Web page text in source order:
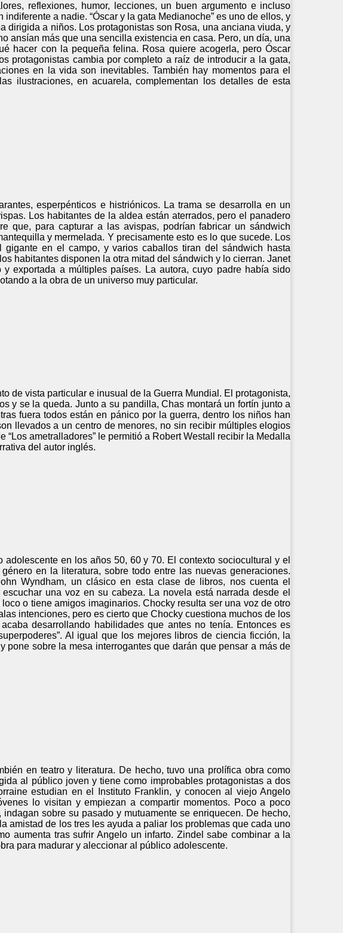
reflexiones, humor, lecciones, un buen argumento e incluso
a nadie. “Óscar y la gata Medianoche” es uno de ellos, y
a niños. Los protagonistas son Rosa, una anciana viuda, y
ansían más que una sencilla existencia en casa. Pero, un día, una
hacer con la pequeña felina. Rosa quiere acogerla, pero Óscar
protagonistas cambia por completo a raíz de introducir a la gata,
en la vida son inevitables. También hay momentos para el
ilustraciones, en acuarela, complementan los detalles de esta
esperpénticos e histriónicos. La trama se desarrolla en un
Los habitantes de la aldea están aterrados, pero el panadero
que, para capturar a las avispas, podrían fabricar un sándwich
y mermelada. Y precisamente esto es lo que sucede. Los
en el campo, y varios caballos tiran del sándwich hasta
habitantes disponen la otra mitad del sándwich y lo cierran. Janet
exportada a múltiples países. La autora, cuyo padre había sido
a la obra de un universo muy particular.
de vista particular e inusual de la Guerra Mundial. El protagonista,
y se la queda. Junto a su pandilla, Chas montará un fortín junto a
fuera todos están en pánico por la guerra, dentro los niños han
llevados a un centro de menores, no sin recibir múltiples elogios
ametralladores” le permitió a Robert Westall recibir la Medalla
del autor inglés.
en los años 50, 60 y 70. El contexto sociocultural y el
en la literatura, sobre todo entre las nuevas generaciones.
Wyndham, un clásico en esta clase de libros, nos cuenta el
una voz en su cabeza. La novela está narrada desde el
o tiene amigos imaginarios. Chocky resulta ser una voz de otro
intenciones, pero es cierto que Chocky cuestiona muchos de los
desarrollando habilidades que antes no tenía. Entonces es
Al igual que los mejores libros de ciencia ficción, la
sobre la mesa interrogantes que darán que pensar a más de
en teatro y literatura. De hecho, tuvo una prolífica obra como
al público joven y tiene como improbables protagonistas a dos
estudian en el Instituto Franklin, y conocen al viejo Angelo
lo visitan y empiezan a compartir momentos. Poco a poco
sobre su pasado y mutuamente se enriquecen. De hecho,
amistad de los tres les ayuda a paliar los problemas que cada uno
aumenta tras sufrir Angelo un infarto. Zindel sabe combinar a la
para madurar y aleccionar al público adolescente.